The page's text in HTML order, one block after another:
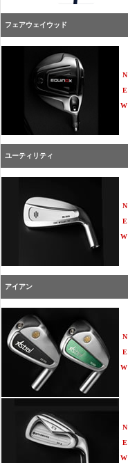
フェアウェイウッド
N
E
W
ユーティリティ
N
E
W
アイアン
N
E
W
N
E
W